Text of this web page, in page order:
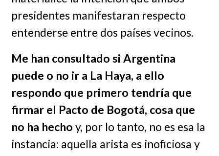
presidentes manifestaran respecto
entenderse entre dos países vecinos.
Me han consultado si Argentina
puede o no ir a La Haya, a ello
respondo que primero tendría que
firmar el Pacto de Bogotá, cosa que
no ha hecho y, por lo tanto, no es esa la
instancia: aquella arista es inoficiosa y